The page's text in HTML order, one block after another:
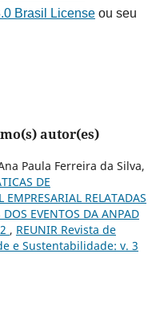
Brasil Licenseou seu
autor(es)
Paula Ferreira da Silva,
DE
RELATADAS
EVENTOS DA ANPAD
, REUNIR Revista de
e Sustentabilidade: v. 3